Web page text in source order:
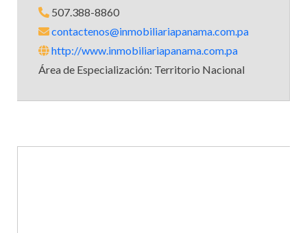
507.388-8860
contactenos@inmobiliariapanama.com.pa
http://www.inmobiliariapanama.com.pa
Área de Especialización: Territorio Nacional